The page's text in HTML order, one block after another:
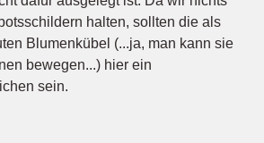
halten, sollten die als
Blumenkübel (...ja, man kann sie
bewegen...) hier ein
sein.